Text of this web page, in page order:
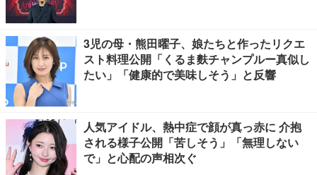
3児の母・熊田曜子、娘たちと作ったリクエ
スト料理公開「くるま麩チャンプルー真似し
たい」「健康的で美味しそう」と反響
人気アイドル、熱中症で顔が真っ赤に 介抱
される様子公開「苦しそう」「無理しない
で」と心配の声相次ぐ